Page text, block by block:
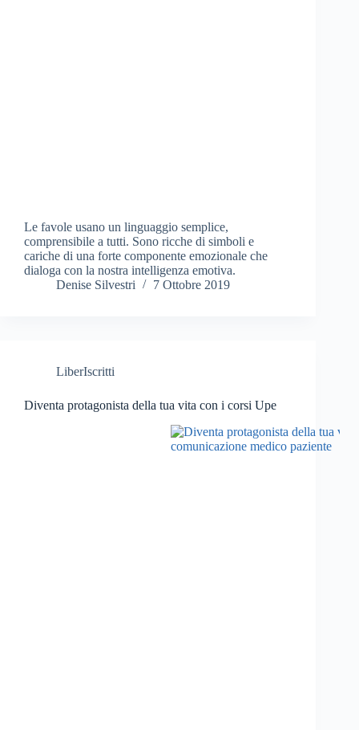
Le favole usano un linguaggio semplice,
comprensibile a tutti. Sono ricche di simboli e
cariche di una forte componente emozionale che
dialoga con la nostra intelligenza emotiva.
Denise Silvestri
7 Ottobre 2019
LiberIscritti
Diventa protagonista della tua vita con i corsi Upe